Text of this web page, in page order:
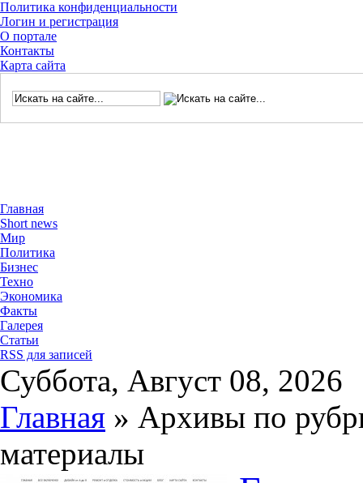
Политика конфиденциальности
Логин и регистрация
О портале
Контакты
Карта сайта
Главная
Short news
Мир
Политика
Бизнес
Техно
Экономика
Факты
Галерея
Статьи
RSS для записей
Суббота, Август 08, 2026
Главная » Архивы по
материалы